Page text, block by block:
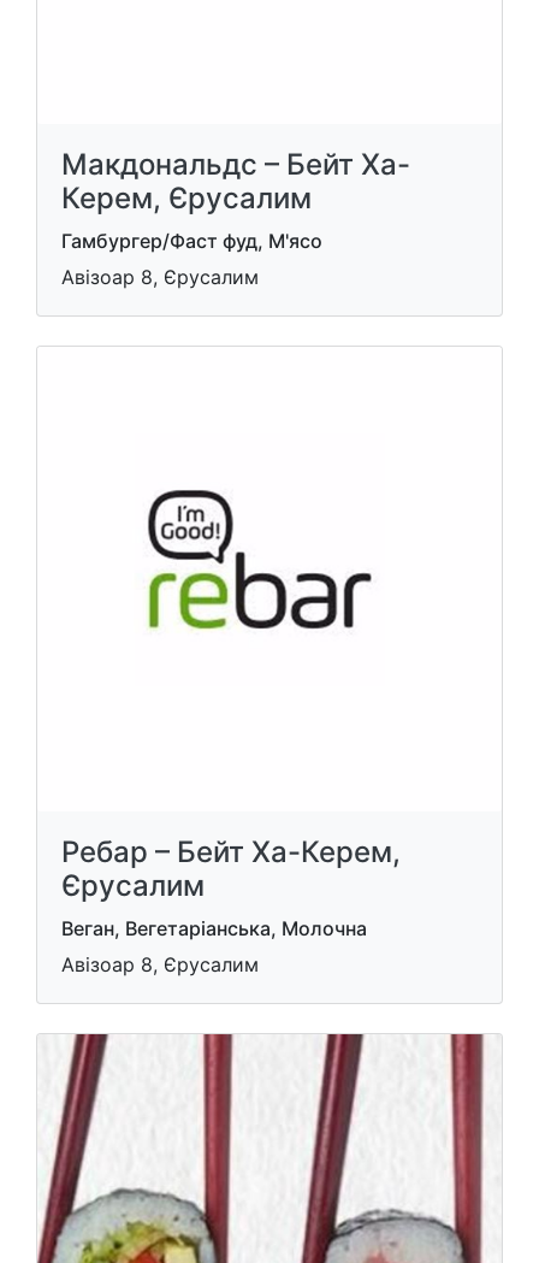
Макдональдс – Бейт Ха-
Керем, Єрусалим
Гамбургер/Фаст фуд, М'ясо
Авізоар 8, Єрусалим
Ребар – Бейт Ха-Керем,
Єрусалим
Веган, Вегетаріанська, Молочна
Авізоар 8, Єрусалим